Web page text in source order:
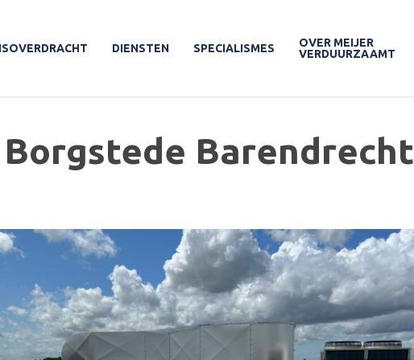
DIENSTEN SPECIALISMES
OVER MEIJER
VERDUURZAAMT
Borgstede Barendrecht